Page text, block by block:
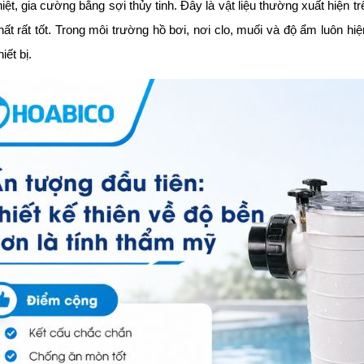
gia cường bằng sợi thủy tinh. Đây là vật liệu thường xuất hiện
rất tốt. Trong môi trường hồ bơi, nơi clo, muối và độ ẩm luôn
bị.